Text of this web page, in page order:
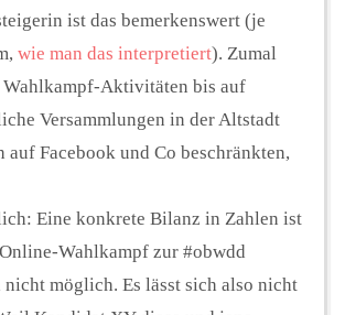
ist das bemerkenswert (je
wie man das interpretiert). Zumal
Wahlkampf-Aktivitäten bis auf
Versammlungen in der Altstadt
auf Facebook und Co beschränkten,
Eine konkrete Bilanz in Zahlen ist
Wahlkampf zur #obwdd
möglich. Es lässt sich also nicht